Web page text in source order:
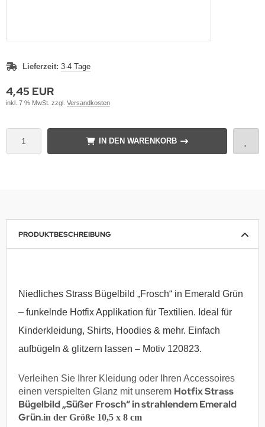
Lieferzeit: 3-4 Tage
4,45 EUR
inkl. 7 % MwSt. zzgl. Versandkosten
IN DEN WARENKORB
PRODUKTBESCHREIBUNG
Niedliches Strass Bügelbild „Frosch“ in Emerald Grün
– funkelnde Hotfix Applikation für Textilien. Ideal für
Kinderkleidung, Shirts, Hoodies & mehr. Einfach
aufbügeln & glitzern lassen – Motiv 120823.
Verleihen Sie Ihrer Kleidung oder Ihren Accessoires
einen verspielten Glanz mit unserem Hotfix Strass
Bügelbild „Süßer Frosch“ in strahlendem Emerald
Grün.in der Größe 10,5 x 8 cm